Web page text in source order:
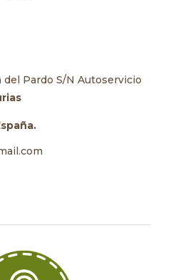
del Pardo S/N Autoservicio